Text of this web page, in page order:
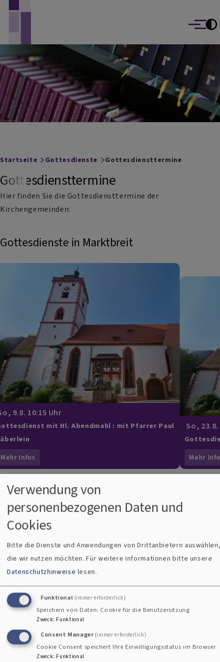
Menü
Breadcrumb
Startseite Gottesdienste Gottesdiensttermine
Gottesdiensttermine
Hier finden Sie die Gottesdiensttermine der
Kirchengemeinden:
Gottesdienste in Marktbreit
9.8. 10:15 Uhr
mit Hl. Abendmahl : mit Pfarrer Paul
Mehr Infos
So,
Mehr
Gottesdienste in Segnitz
Verwendung von
personenbezogenen Daten und
Cookies
Bitte die Dienste und Anwendungen von Drittanbietern
die wir nutzen möchten.Für weitere Informationen bitte unsere
Datenschutzhinweise lesen.
Funktional (immer erforderlich)
Speichern von Daten: Cookie für die Benutzersitzung
Zweck: Funktional
Consent Manager (immer erforderlich)
Cookie Consent speichert Ihre Einwilligungsstatus im Browser
Zweck: Funktional